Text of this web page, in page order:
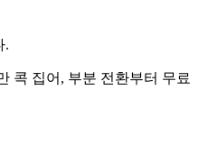
.
콕 집어, 부분 전환부터 무료